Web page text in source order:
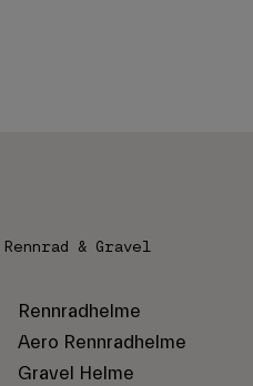
Rennrad & Gravel
Rennradhelme
Aero Rennradhelme
Gravel Helme